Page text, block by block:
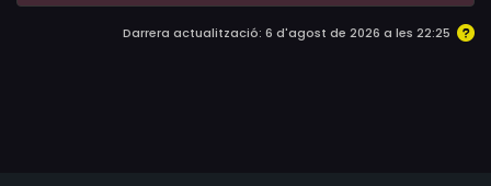
Darrera actualització: 6 d'agost de 2026 a les 22:25